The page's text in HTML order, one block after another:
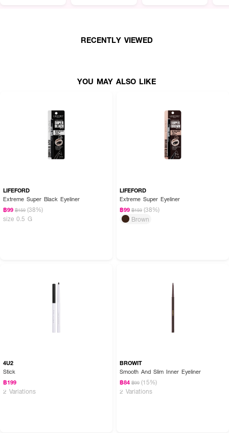
ใช้ Mille Max Black Gel Liner เขียนขบตาบน-ล่าง โดยเขียนให้ชิดแนวขนตามาก
RECENTLY VIEWED
YOU MAY ALSO LIKE
LIFEFORD
Extreme Super Black Eyeliner
฿99 ฿159 (38%)
size 0.5 G
LIFEFORD
Extreme Super Eyeliner
฿99 ฿159 (38%)
Brown
4U2
Stick
฿199
2 Variations
BROWIT
Smooth And Slim Inner Eyeliner
฿84 ฿99 (15%)
2 Variations